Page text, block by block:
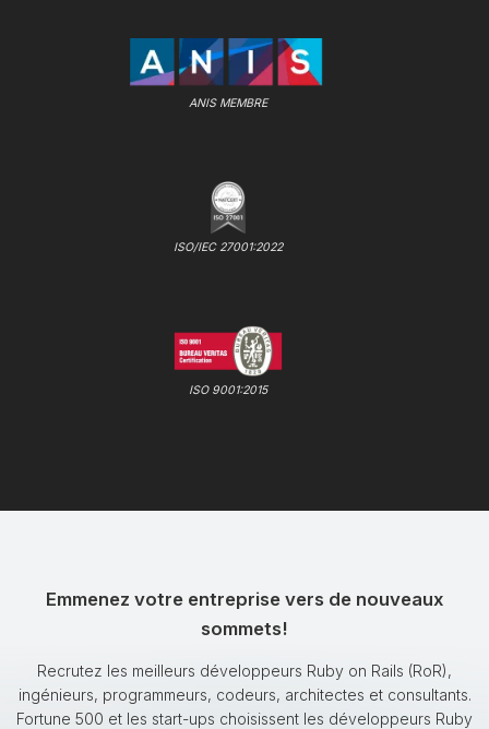
ANIS MEMBRE
ISO/IEC 27001:2022
ISO 9001:2015
Emmenez votre entreprise vers de nouveaux
sommets!
Recrutez les meilleurs développeurs Ruby on Rails (RoR),
ingénieurs, programmeurs, codeurs, architectes et consultants.
Fortune 500 et les start-ups choisissent les développeurs Ruby